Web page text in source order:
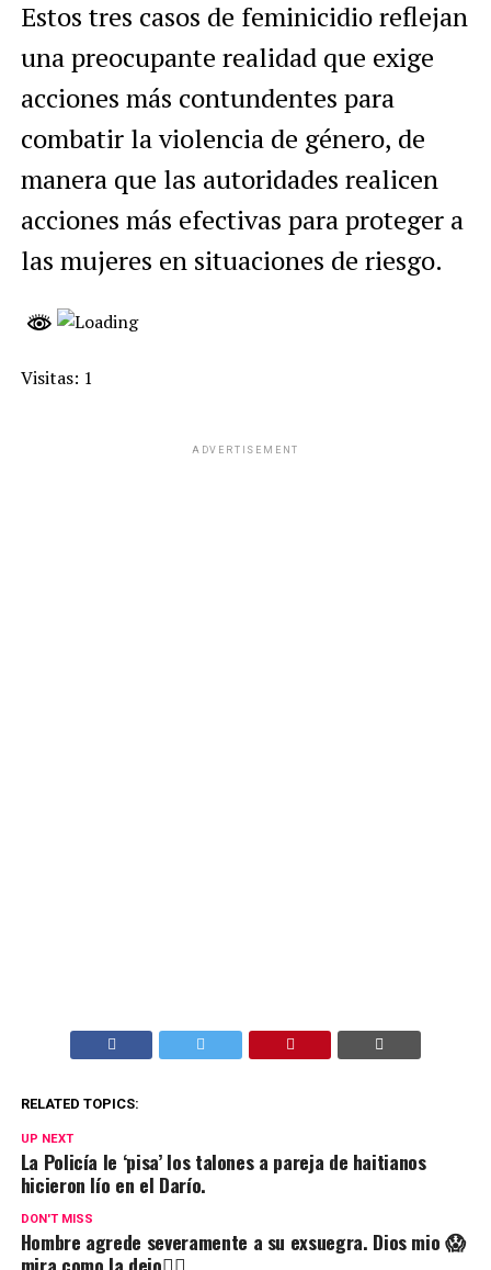
Estos tres casos de feminicidio reflejan
una preocupante realidad que exige
acciones más contundentes para
combatir la violencia de género, de
manera que las autoridades realicen
acciones más efectivas para proteger a
las mujeres en situaciones de riesgo.
Visitas: 1
ADVERTISEMENT
RELATED TOPICS:
UP NEXT
La Policía le ‘pisa’ los talones a pareja de haitianos
hicieron lío en el Darío.
DON'T MISS
Hombre agrede severamente a su exsuegra. Dios mio 😱